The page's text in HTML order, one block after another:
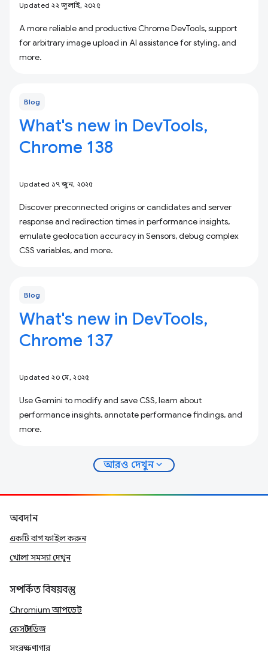
Updated ২২ জুলাই, ২০২৫
A more reliable and productive Chrome DevTools, support
for arbitrary image upload in AI assistance for styling, and
more.
Blog
What's new in DevTools,
Chrome 138
Updated ১৭ জুন, ২০২৫
Discover preconnected origins or candidates and server
response and redirection times in performance insights,
emulate geolocation accuracy in Sensors, debug complex
CSS variables, and more.
Blog
What's new in DevTools,
Chrome 137
Updated ২০ মে, ২০২৫
Use Gemini to modify and save CSS, learn about
performance insights, annotate performance findings, and
more.
আরও দেখুনexpand_more
অবদান
একটি বাগ ফাইল করুন
খোলা সমস্যা দেখুন
সম্পর্কিত বিষয়বস্তু
Chromium আপডেট
কেস স্টাডিজ
সংরক্ষণাগার